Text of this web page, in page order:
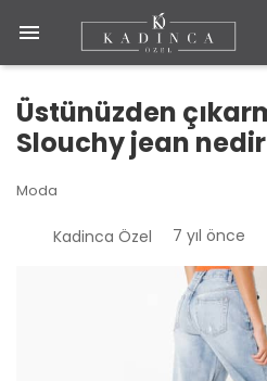
Üstünüzden
Slouchy jean
Moda
Kadinca Özel 7 yıl önce